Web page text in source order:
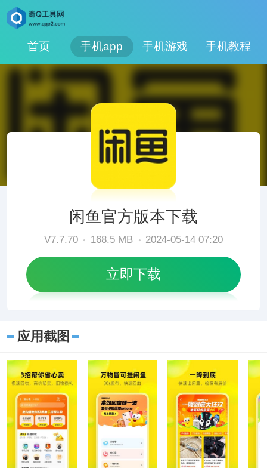
首页 手机app 手机游戏 手机教程
闲鱼官方版本下载
V7.7.70 168.5 MB 2024-05-14 07:20
立即下载
应用截图